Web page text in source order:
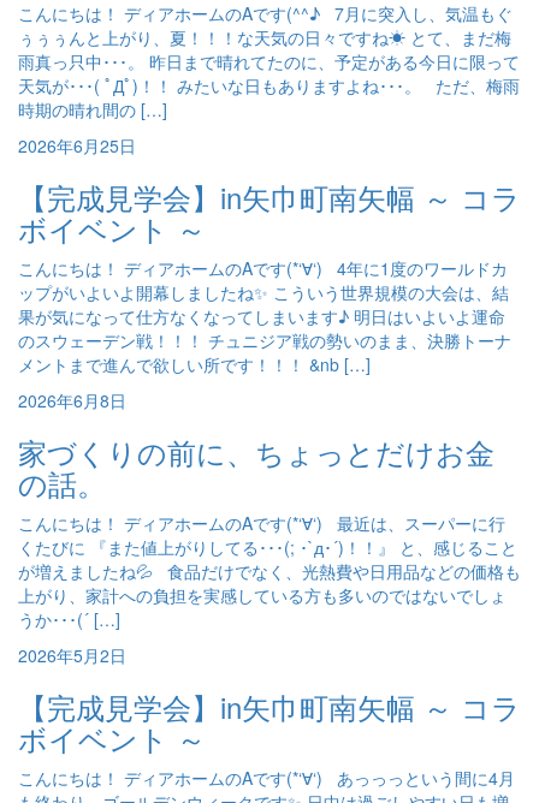
こんにちは！ ディアホームのAです(^^♪ 7月に突入し、気温もぐ
ぅぅぅんと上がり、夏！！！な天気の日々ですね☀ とて、まだ梅
雨真っ只中･･･。 昨日まで晴れてたのに、予定がある今日に限って
天気が･･･( ﾟДﾟ)！！ みたいな日もありますよね･･･。 ただ、梅雨
時期の晴れ間の […]
2026年6月25日
【完成見学会】in矢巾町南矢幅 ～ コラ
ボイベント ～
こんにちは！ ディアホームのAです(*‘∀‘) 4年に1度のワールドカ
ップがいよいよ開幕しましたね✨ こういう世界規模の大会は、結
果が気になって仕方なくなってしまいます♪ 明日はいよいよ運命
のスウェーデン戦！！！ チュニジア戦の勢いのまま、決勝トーナ
メントまで進んで欲しい所です！！！ &nb […]
2026年6月8日
家づくりの前に、ちょっとだけお金
の話。
こんにちは！ ディアホームのAです(*‘∀‘) 最近は、スーパーに行
くたびに 『また値上がりしてる･･･(; ･`д･´)！！』 と、感じること
が増えましたね💦 食品だけでなく、光熱費や日用品などの価格も
上がり、家計への負担を実感している方も多いのではないでしょ
うか･･･(´ […]
2026年5月2日
【完成見学会】in矢巾町南矢幅 ～ コラ
ボイベント ～
こんにちは！ ディアホームのAです(*‘∀‘) あっっっという間に4月